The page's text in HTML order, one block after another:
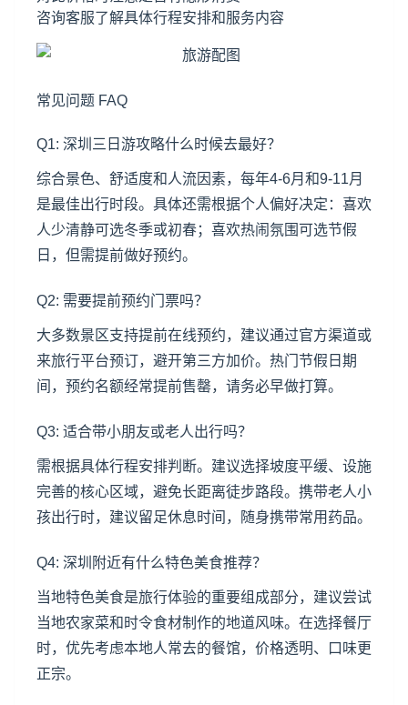
咨询客服了解具体行程安排和服务内容
常见问题 FAQ
Q1: 深圳三日游攻略什么时候去最好？
综合景色、舒适度和人流因素，每年4-6月和9-11月
是最佳出行时段。具体还需根据个人偏好决定：喜欢
人少清静可选冬季或初春；喜欢热闹氛围可选节假
日，但需提前做好预约。
Q2: 需要提前预约门票吗？
大多数景区支持提前在线预约，建议通过官方渠道或
来旅行平台预订，避开第三方加价。热门节假日期
间，预约名额经常提前售罄，请务必早做打算。
Q3: 适合带小朋友或老人出行吗？
需根据具体行程安排判断。建议选择坡度平缓、设施
完善的核心区域，避免长距离徒步路段。携带老人小
孩出行时，建议留足休息时间，随身携带常用药品。
Q4: 深圳附近有什么特色美食推荐？
当地特色美食是旅行体验的重要组成部分，建议尝试
当地农家菜和时令食材制作的地道风味。在选择餐厅
时，优先考虑本地人常去的餐馆，价格透明、口味更
正宗。